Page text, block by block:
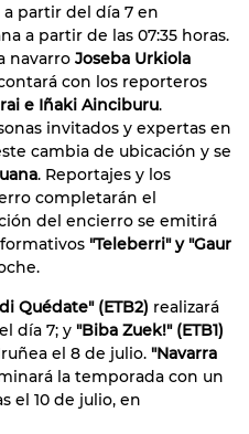
a partir del día 7 en
a partir de las 07:35 horas.
navarro Joseba Urkiola
con los reporteros
e Iñaki Ainciburu.
invitados y expertas en
cambia de ubicación y se
. Reportajes y los
completarán el
del encierro se emitirá
"Teleberri" y "Gaur
Quédate" (ETB2) realizará
día 7; y "Biba Zuek!" (ETB1)
el 8 de julio. "Navarra
la temporada con un
el 10 de julio, en